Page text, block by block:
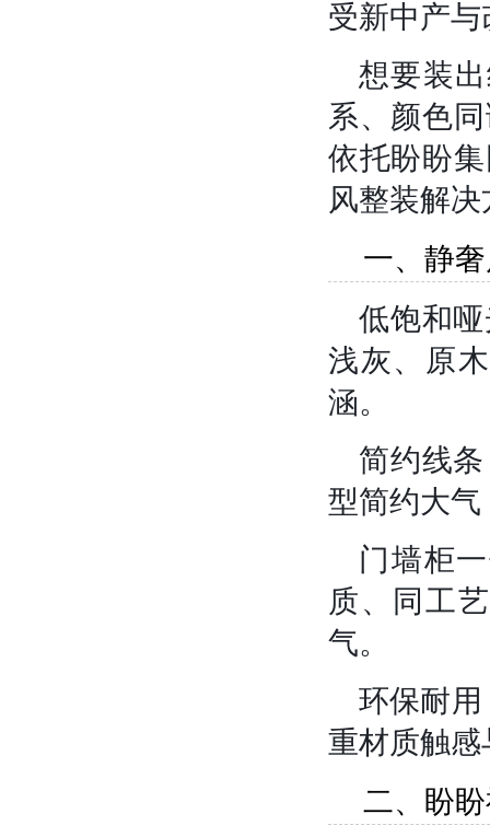
受新中产
想要装
系、颜色
依托盼盼
风整装解
一、静
低饱和
浅灰、原
涵。
简约线
型简约大
门墙柜
质、同工
气。
环保耐
重材质触
二、盼